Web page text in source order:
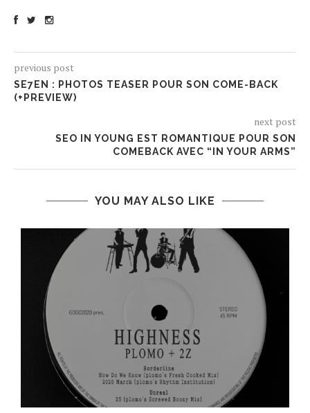
previous post
SE7EN : PHOTOS TEASER POUR SON COME-BACK
(+PREVIEW)
next post
SEO IN YOUNG EST ROMANTIQUE POUR SON
COMEBACK AVEC “IN YOUR ARMS”
YOU MAY ALSO LIKE